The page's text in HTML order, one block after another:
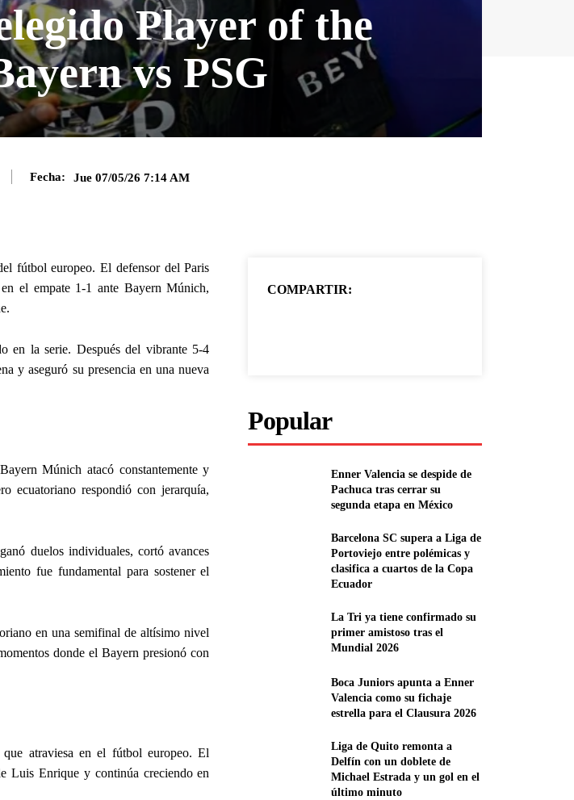
Player of the
vs PSG
Fecha: Jue 07/05/26 7:14 AM
fútbol europeo. El defensor del Paris
el empate 1-1 ante Bayern Múnich,
en la serie. Después del vibrante 5-4
y aseguró su presencia en una nueva
Múnich atacó constantemente y
ecuatoriano respondió con jerarquía,
duelos individuales, cortó avances
fue fundamental para sostener el
en una semifinal de altísimo nivel
donde el Bayern presionó con
atraviesa en el fútbol europeo. El
Luis Enrique y continúa creciendo en
COMPARTIR:
Popular
Enner Valencia se despide de
Pachuca tras cerrar su
segunda etapa en México
Barcelona SC supera a Liga de
Portoviejo entre polémicas y
clasifica a cuartos de la Copa
Ecuador
La Tri ya tiene confirmado su
primer amistoso tras el
Mundial 2026
Boca Juniors apunta a Enner
Valencia como su fichaje
estrella para el Clausura 2026
Liga de Quito remonta a
Delfín con un doblete de
Michael Estrada y un gol en el
último minuto